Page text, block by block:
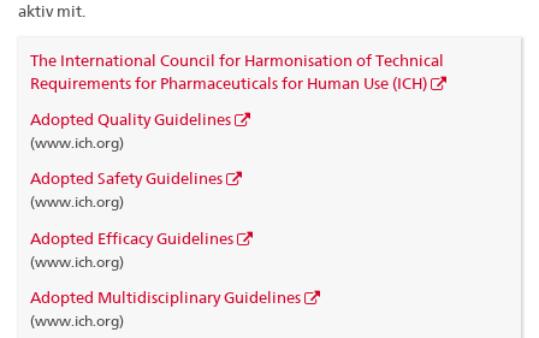
aktiv mit.
The International Council for Harmonisation of Technical
Requirements for Pharmaceuticals for Human Use (ICH)
Adopted Quality Guidelines
(www.ich.org)
Adopted Safety Guidelines
(www.ich.org)
Adopted Efficacy Guidelines
(www.ich.org)
Adopted Multidisciplinary Guidelines
(www.ich.org)